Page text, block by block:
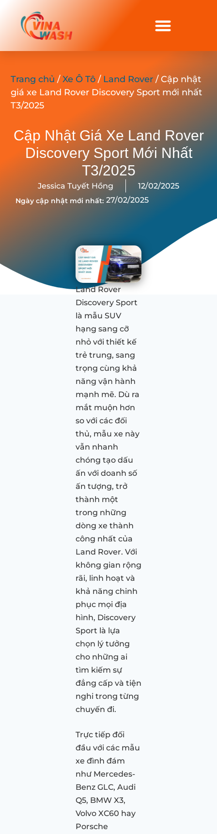
Trang chủ /Xe Ô Tô / Land Rover / Cập nhật
giá xe Land Rover Discovery Sport mới nhất
T3/2025
Cập Nhật Giá Xe Land Rover
Discovery Sport Mới Nhất
T3/2025
Jessica Tuyết Hồng 12/02/2025
Ngày cập nhật mới nhất: 27/02/2025
Land Rover
Discovery Sport
là mẫu SUV
hạng sang cỡ
nhỏ với thiết kế
trẻ trung, sang
trọng cùng khả
năng vận hành
mạnh mẽ. Dù ra
mắt muộn hơn
so với các đối
thủ, mẫu xe này
vẫn nhanh
chóng tạo dấu
ấn với doanh số
ấn tượng, trở
thành một
trong những
dòng xe thành
công nhất của
Land Rover. Với
không gian rộng
rãi, linh hoạt và
khả năng chinh
phục mọi địa
hình, Discovery
Sport là lựa
chọn lý tưởng
cho những ai
tìm kiếm sự
đẳng cấp và tiện
nghi trong từng
chuyến đi.
Trực tiếp đối
đầu với các mẫu
xe đình đám
như Mercedes-
Benz GLC, Audi
Q5, BMW X3,
Volvo XC60 hay
Porsche